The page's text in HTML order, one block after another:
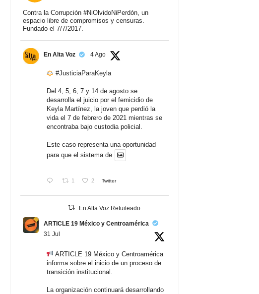
Contra la Corrupción #NiOlvidoNiPerdón, un
espacio libre de compromisos y censuras.
Fundado el 7/7/2017.
En Alta Voz 4 Ago
#JusticiaParaKeyla
Del 4, 5, 6, 7 y 14 de agosto se
desarrolla el juicio por el femicidio de
Keyla Martínez, la joven que perdió la
vida el 7 de febrero de 2021 mientras se
encontraba bajo custodia policial.
Este caso representa una oportunidad
para que el sistema de
1 2 Twitter
En Alta Voz Retuiteado
ARTICLE 19 México y Centroamérica
31 Jul
ARTICLE 19 México y Centroamérica
informa sobre el inicio de un proceso de
transición institucional.
La organización continuará desarrollando